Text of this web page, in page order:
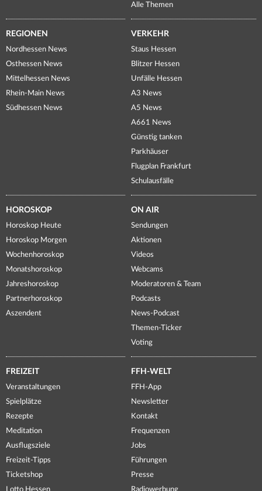
Alle Themen
REGIONEN
Nordhessen News
Osthessen News
Mittelhessen News
Rhein-Main News
Südhessen News
VERKEHR
Staus Hessen
Blitzer Hessen
Unfälle Hessen
A3 News
A5 News
A661 News
Günstig tanken
Parkhäuser
Flugplan Frankfurt
Schulausfälle
HOROSKOP
Horoskop Heute
Horoskop Morgen
Wochenhoroskop
Monatshoroskop
Jahreshoroskop
Partnerhoroskop
Aszendent
ON AIR
Sendungen
Aktionen
Videos
Webcams
Moderatoren & Team
Podcasts
News-Podcast
Themen-Ticker
Voting
FREIZEIT
Veranstaltungen
Spielplätze
Rezepte
Meditation
Ausflugsziele
Freizeit-Tipps
Ticketshop
Lotto Hessen
FFH-WELT
FFH-App
Newsletter
Kontakt
Frequenzen
Jobs
Führungen
Presse
Radiowerbung